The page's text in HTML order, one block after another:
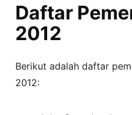
Daftar
2012
Berikut adalah daftar
2012: